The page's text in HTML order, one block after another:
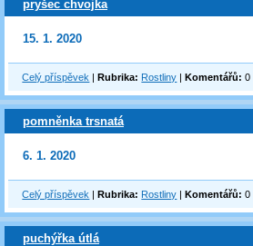
pryšec chvojka
15. 1. 2020
Celý příspěvek |Rubrika: Rostliny |Komentářů: 0
pomněnka trsnatá
6. 1. 2020
Celý příspěvek |Rubrika: Rostliny |Komentářů: 0
puchýřka útlá